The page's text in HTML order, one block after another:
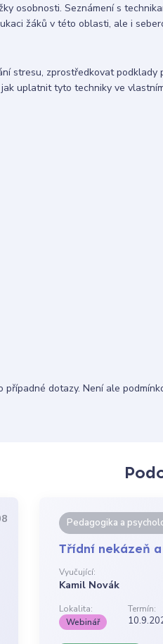
osobnosti. Seznámení s
žáků v této oblasti, ale i
stresu, zprostředkovat podklady
uplatnit tyto techniky ve
dotazy. Není ale
Pedagogika a
Třídní nekázeň
Vyučující:
Kamil Novák
Lokalita:
Termín:
Webinář